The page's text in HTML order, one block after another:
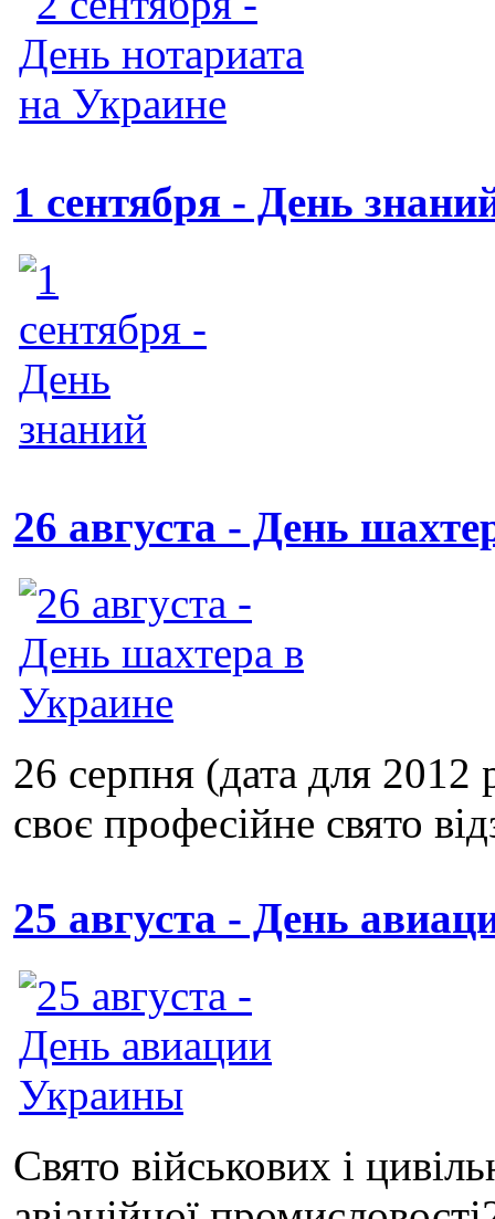
1 сентября - День
26 августа - День
26 серпня (дата для
своє професійне свято
25 августа - День
Свято військових і